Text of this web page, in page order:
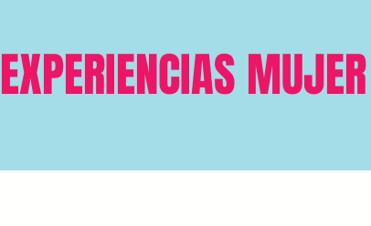
EXPERIENCIAS